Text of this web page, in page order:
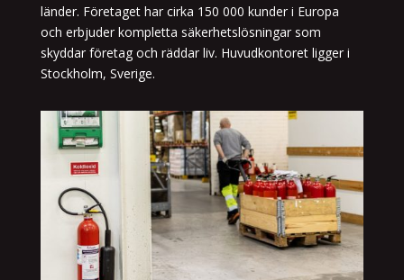
länder. Företaget har cirka 150 000 kunder i Europa
och erbjuder kompletta säkerhetslösningar som
skyddar företag och räddar liv. Huvudkontoret ligger i
Stockholm, Sverige.